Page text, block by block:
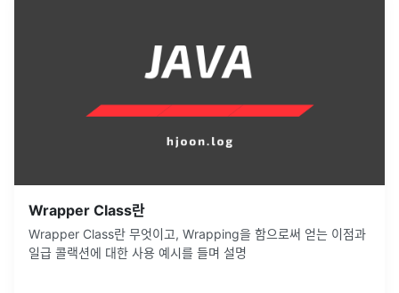
Wrapper Class란
Wrapper Class란 무엇이고, Wrapping을 함으로써 얻는 이점과
일급 콜랙션에 대한 사용 예시를 들며 설명